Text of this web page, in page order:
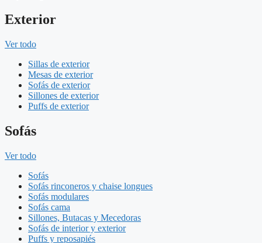
Exterior
Ver todo
Sillas de exterior
Mesas de exterior
Sofás de exterior
Sillones de exterior
Puffs de exterior
Sofás
Ver todo
Sofás
Sofás rinconeros y chaise longues
Sofás modulares
Sofás cama
Sillones, Butacas y Mecedoras
Sofás de interior y exterior
Puffs y reposapiés